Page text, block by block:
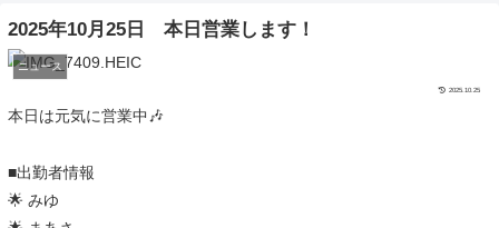
2025年10月25日 本日営業します！
ニュース
2025.10.25
本日は元気に営業中🎶
■出勤者情報
🌟 みゆ